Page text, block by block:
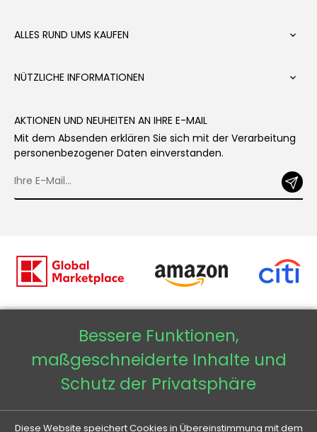
ALLES RUND UMS KAUFEN 
NÜTZLICHE INFORMATIONEN 
AKTIONEN UND NEUHEITEN AN IHRE E-MAIL
Mit dem Absenden erklären Sie sich mit der Verarbeitung
personenbezogener Daten einverstanden.
Copyright © 2026 - Veneti™
Veneti DE
Bessere Funktionen,
maßgeschneiderte Inhalte und
Schutz der Privatsphäre
Diese Website speichert Cookies in Übereinstimmung mit dem